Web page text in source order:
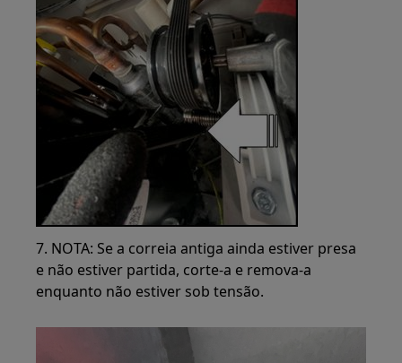
7. NOTA: Se a correia antiga ainda estiver presa
e não estiver partida, corte-a e remova-a
enquanto não estiver sob tensão.